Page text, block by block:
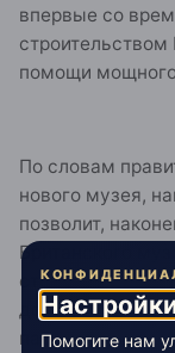
впервые со
помощи
По словам
нового музея,
позволит,
Британского
столице нет
достойным
памятники (в
Помогите нам